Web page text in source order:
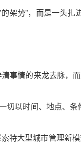
架势”，而是一头扎
事情的来龙去脉，而
切以时间、地点、条
索特大型城市管理